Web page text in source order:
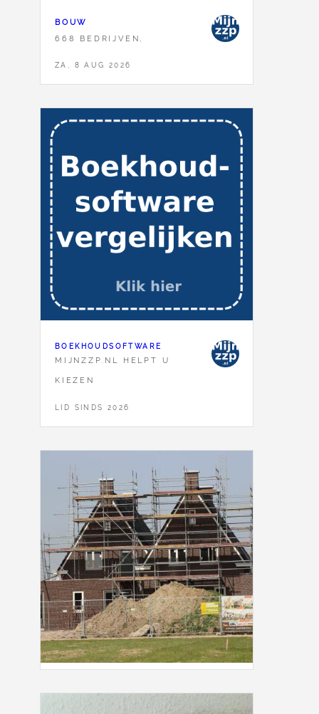
BOUW
668 BEDRIJVEN,
ZA, 8 AUG 2026
BOEKHOUDSOFTWARE
MIJNZZP.NL HELPT U
KIEZEN
LID SINDS 2026